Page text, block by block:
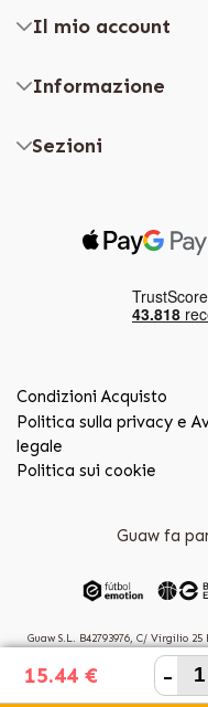
15.44 € -
Il mio account
Informazione
Sezioni
Condizioni Acquisto
Politica sulla privacy e
legale
Politica sui cookie
Guaw fa
Guaw S.L. B42793976, C/ Virgilio